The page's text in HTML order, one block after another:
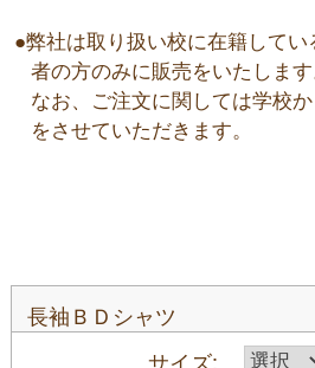
●弊社は取り扱い校に在籍して
者の方のみに販売をいたします
なお、ご注文に関しては学校
をさせていただきます。
長袖ＢＤシャツ